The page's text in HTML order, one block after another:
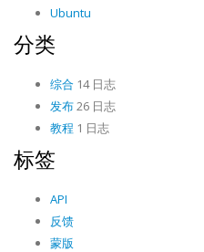
Ubuntu
分类
综合 14 日志
发布26 日志
教程 1 日志
标签
API
反馈
蒙版